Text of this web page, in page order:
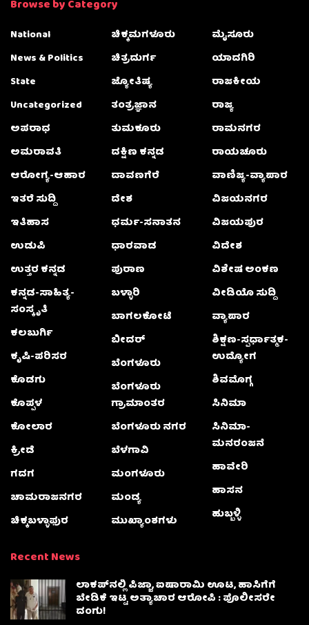
Browse by Category
National
News & Politics
State
Uncategorized
ಅಪರಾಧ
ಅಮರಾವತಿ
ಆರೋಗ್ಯ-ಆಹಾರ
ಇತರೆ ಸುದ್ದಿ
ಇತಿಹಾಸ
ಉಡುಪಿ
ಉತ್ತರ ಕನ್ನಡ
ಕನ್ನಡ-ಸಾಹಿತ್ಯ-
ಸಂಸ್ಕೃತಿ
ಕಲಬುರ್ಗಿ
ಕೃಷಿ-ಪರಿಸರ
ಕೊಡಗು
ಕೊಪ್ಪಳ
ಕೋಲಾರ
ಕ್ರೀಡೆ
ಗದಗ
ಚಾಮರಾಜನಗರ
ಚಿಕ್ಕಬಳ್ಳಾಫುರ
ಚಿಕ್ಕಮಗಳೂರು
ಚಿತ್ರದುರ್ಗ
ಜ್ಯೋತಿಷ್ಯ
ತಂತ್ರಜ್ಞಾನ
ತುಮಕೂರು
ದಕ್ಷಿಣ ಕನ್ನಡ
ದಾವಣಗೆರೆ
ದೇಶ
ಧರ್ಮ-ಸನಾತನ
ಧಾರವಾಡ
ಪುರಾಣ
ಬಳ್ಳಾರಿ
ಬಾಗಲಕೋಟೆ
ಬೀದರ್
ಬೆಂಗಳೂರು
ಬೆಂಗಳೂರು
ಗ್ರಾಮಾಂತರ
ಬೆಂಗಳೂರು ನಗರ
ಬೆಳಗಾವಿ
ಮಂಗಳೂರು
ಮಂಡ್ಯ
ಮುಖ್ಯಾಂಶಗಳು
ಮೈಸೂರು
ಯಾದಗಿರಿ
ರಾಜಕೀಯ
ರಾಜ್ಯ
ರಾಮನಗರ
ರಾಯಚೂರು
ವಾಣಿಜ್ಯ-ವ್ಯಾಪಾರ
ವಿಜಯನಗರ
ವಿಜಯಪುರ
ವಿದೇಶ
ವಿಶೇಷ ಅಂಕಣ
ವೀಡಿಯೊ ಸುದ್ದಿ
ವ್ಯಾಪಾರ
ಶಿಕ್ಷಣ-ಸ್ಪರ್ಧಾತ್ಮಕ-
ಉದ್ಯೋಗ
ಶಿವಮೊಗ್ಗ
ಸಿನಿಮಾ
ಸಿನಿಮಾ-
ಮನರಂಜನೆ
ಹಾವೇರಿ
ಹಾಸನ
ಹುಬ್ಬಳ್ಳಿ
Recent News
ಲಾಕಪ್‌ನಲ್ಲಿ ಪಿಜ್ಜಾ, ಐಷಾರಾಮಿ ಊಟ, ಹಾಸಿಗೆಗೆ
ಬೇಡಿಕೆ ಇಟ್ಟ ಅತ್ಯಾಚಾರ ಆರೋಪಿ : ಪೊಲೀಸರೇ
ದಂಗು!